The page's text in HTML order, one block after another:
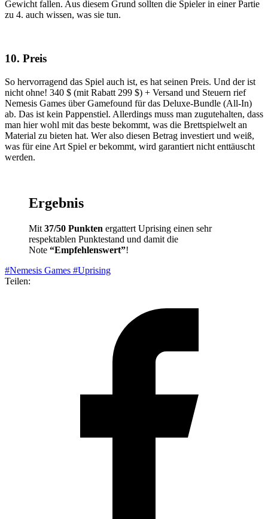
Gewicht fallen. Aus diesem Grund sollten die Spieler in einer Partie
zu 4. auch wissen, was sie tun.
10. Preis
So hervorragend das Spiel auch ist, es hat seinen Preis. Und der ist
nicht ohne! 340 $ (mit Rabatt 299 $) + Versand und Steuern rief
Nemesis Games über Gamefound für das Deluxe-Bundle (All-In)
ab. Das ist kein Pappenstiel. Allerdings muss man zugutehalten, dass
man hier wohl mit das beste bekommt, was die Brettspielwelt an
Material zu bieten hat. Wer also diesen Betrag investiert und weiß,
was für eine Art Spiel er bekommt, wird garantiert nicht enttäuscht
werden.
Ergebnis
Mit 37/50 Punkten ergattert Uprising einen sehr
respektablen Punktestand und damit die
Note “Empfehlenswert”!
#Nemesis Games #Uprising
Teilen: